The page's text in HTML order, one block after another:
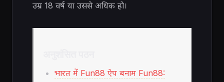
उम्र 18 वर्ष या उससे अधिक हो।
भारत में Fun88 ऐप बनाम Fun88: